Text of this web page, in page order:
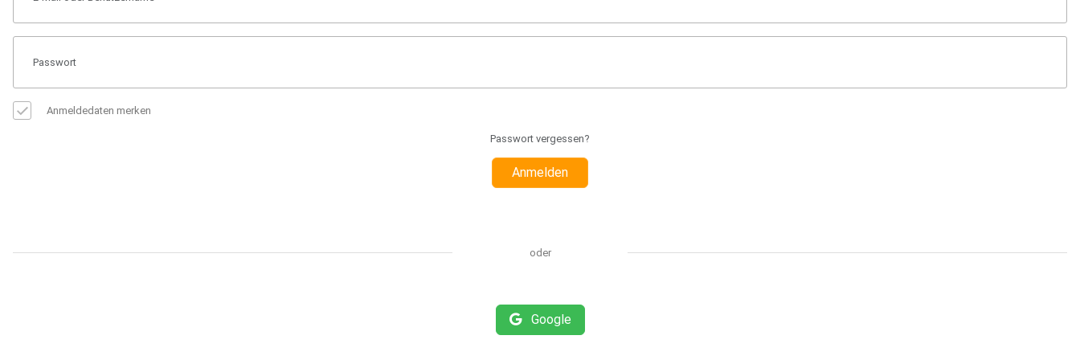
Anmeldedaten merken
Passwort vergessen?
Anmelden
oder
Google